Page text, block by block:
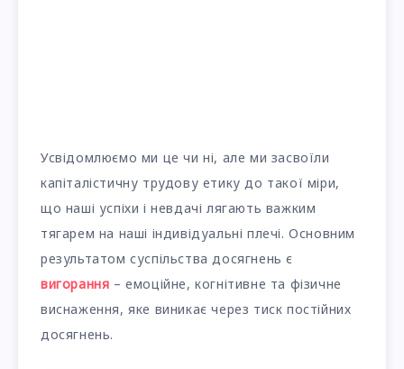
Усвідомлюємо ми це чи ні, але ми засвоїли
капіталістичну трудову етику до такої міри,
що наші успіхи і невдачі лягають важким
тягарем на наші індивідуальні плечі. Основним
результатом суспільства досягнень є
вигорання – емоційне, когнітивне та фізичне
виснаження, яке виникає через тиск постійних
досягнень.